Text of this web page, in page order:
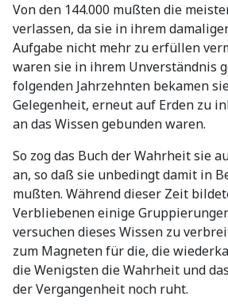
Von den 144.000 mußten die
verlassen, da sie in ihrem
Aufgabe nicht mehr zu erfüllen
waren sie in ihrem Unverständnis
folgenden Jahrzehnten bekamen
Gelegenheit, erneut auf Erden zu
an das Wissen gebunden waren.
So zog das Buch der Wahrheit sie
an, so daß sie unbedingt damit in
mußten. Während dieser Zeit
Verbliebenen einige
versuchen dieses Wissen zu
zum Magneten für die, die
die Wenigsten die Wahrheit und
der Vergangenheit noch ruht.